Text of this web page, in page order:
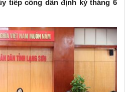
tiếp công dân định kỳ tháng 6